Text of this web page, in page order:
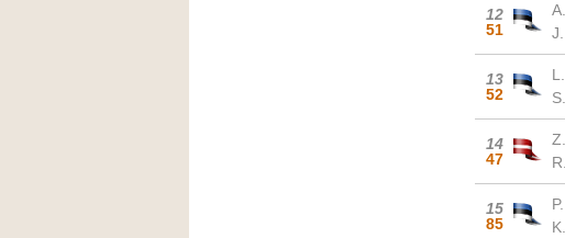
12
51
13
52
14
47
15
85